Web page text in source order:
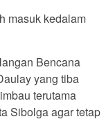
masuk kedalam
Bencana
yang tiba
terutama
Sibolga agar tetap